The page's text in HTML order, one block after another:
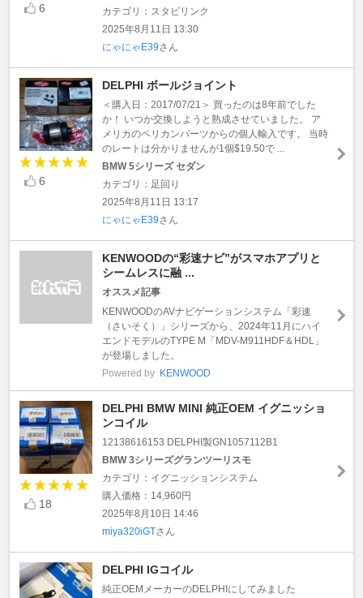
6
カテゴリ：スタビリンク
2025年8月11日 13:30
にゃにゃE39さん
6
DELPHI ボールジョイント
＜購入日：2017/07/21＞ 買ったのは8年前でした
か！ いつか交換しようと熟成させていました。 ア
メリカのペリカンパーツからの個人輸入です。 当時
のレートは分かりませんが1個$19.50で ...
BMW 5シリーズ セダン
カテゴリ：足回り
2025年8月11日 13:17
にゃにゃE39さん
KENWOODの“彩速ナビ”がスマホアプリと
シームレスに融 ...
オススメ記事
KENWOODのAVナビゲーションシステム「彩速
（さいそく）」シリーズから、2024年11月にハイ
エンドモデルのTYPE M「MDV-M911HDF＆HDL」
が登場しました。
Powered by KENWOOD
18
DELPHI BMW MINI 純正OEM イグニッショ
ンコイル
12138616153 DELPHI製GN1057112B1
BMW 3シリーズグランツーリスモ
カテゴリ：イグニッションシステム
購入価格：14,960円
2025年8月10日 14:46
miya320iGTさん
DELPHI IGコイル
純正OEMメーカーのDELPHIにしてみました